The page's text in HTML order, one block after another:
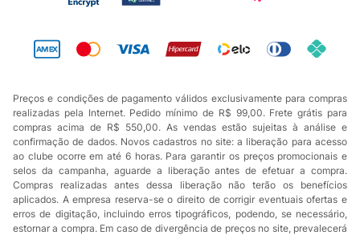
Preços e condições de pagamento válidos exclusivamente para compras
realizadas pela Internet. Pedido mínimo de R$ 99,00. Frete grátis para
compras acima de R$ 550,00. As vendas estão sujeitas à análise e
confirmação de dados. Novos cadastros no site: a liberação para acesso
ao clube ocorre em até 6 horas. Para garantir os preços promocionais e
selos da campanha, aguarde a liberação antes de efetuar a compra.
Compras realizadas antes dessa liberação não terão os benefícios
aplicados. A empresa reserva-se o direito de corrigir eventuais ofertas e
erros de digitação, incluindo erros tipográficos, podendo, se necessário,
estornar a compra. Em caso de divergência de preços no site, prevalecerá